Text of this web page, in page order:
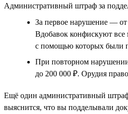
Административный штраф за
За первое нарушение — от
Вдобавок конфискуют все
с помощью которых были
При повторном
до 200 000 ₽. Орудия
Ещё один административный
выяснится, что вы подделывали